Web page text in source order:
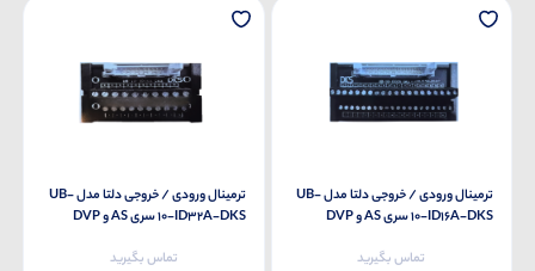
ترمینال ورودی / خروجی دلتا مدل UB-
10-ID16A-DKS سری AS و DVP
تماس بگیرید
ترمینال ورودی / خروجی دلتا مدل UB-
10-ID32A-DKS سری AS و DVP
تماس بگیرید